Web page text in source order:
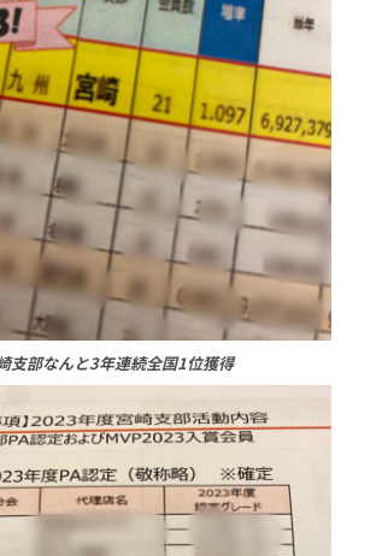
支部なんと3年連続全国1位獲得